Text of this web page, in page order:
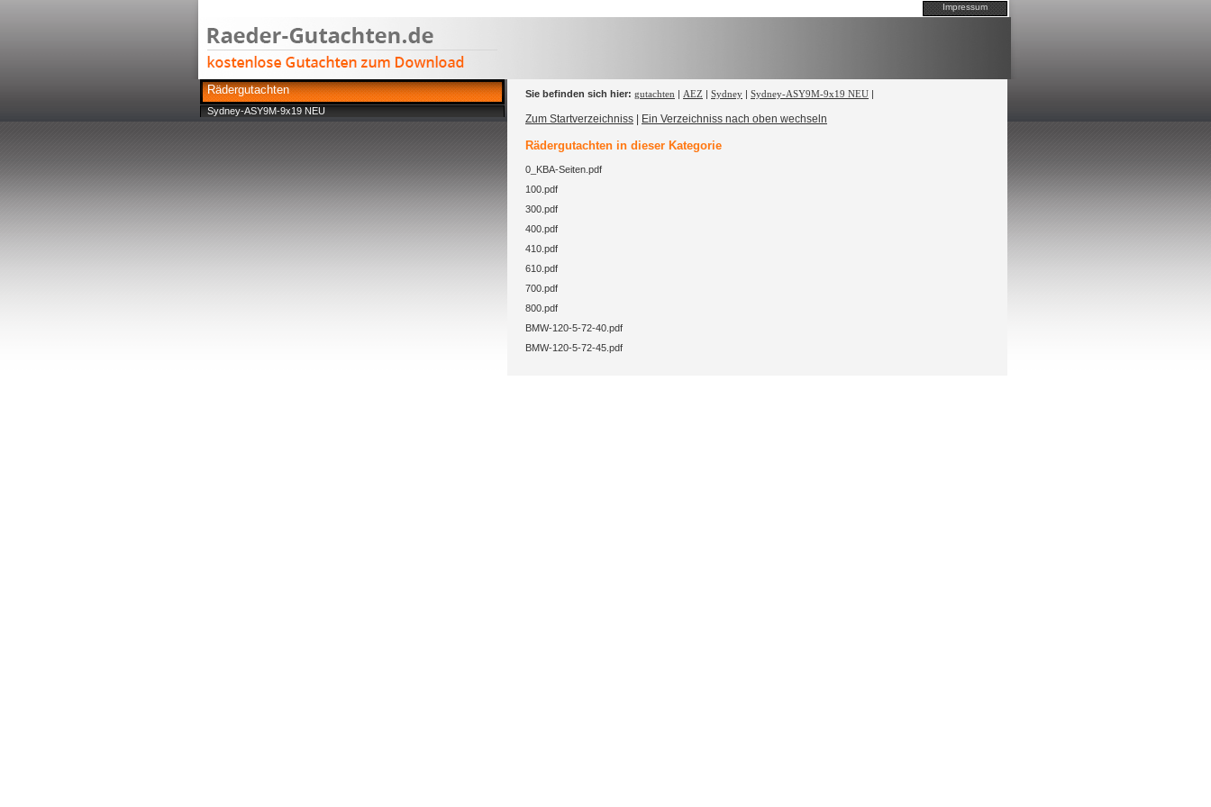
Impressum
Rädergutachten
Sydney-ASY9M-9x19 NEU
Sie befinden sich hier: gutachten | AEZ | Sydney | Sydney-ASY9M-9x19 NEU |
Zum Startverzeichniss | Ein Verzeichniss nach oben wechseln
Rädergutachten in dieser Kategorie
0_KBA-Seiten.pdf
100.pdf
300.pdf
400.pdf
410.pdf
610.pdf
700.pdf
800.pdf
BMW-120-5-72-40.pdf
BMW-120-5-72-45.pdf